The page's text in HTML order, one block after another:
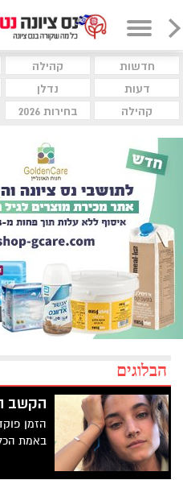
חדשות קהילה
דעות
נדלן
קהילה
בחירות 2026
הבלוגים
הקשב
הזמן
באמת